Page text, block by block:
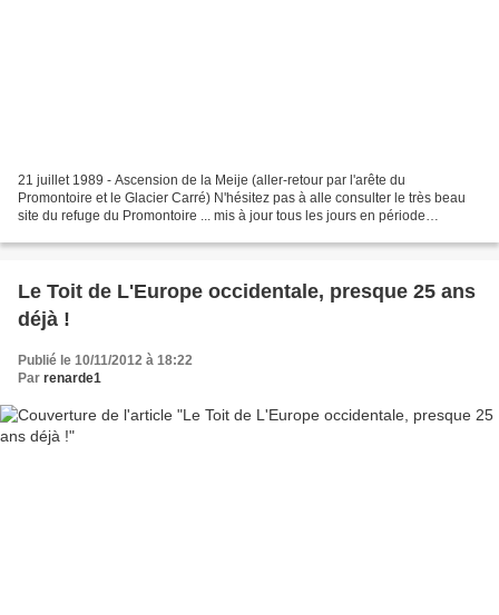
21 juillet 1989 - Ascension de la Meije (aller-retour par l'arête du
Promontoire et le Glacier Carré) N'hésitez pas à alle consulter le très beau
site du refuge du Promontoire ... mis à jour tous les jours en période
Le Toit de L'Europe occidentale, presque 25 ans
déjà !
Publié le 10/11/2012 à 18:22
Par renarde1